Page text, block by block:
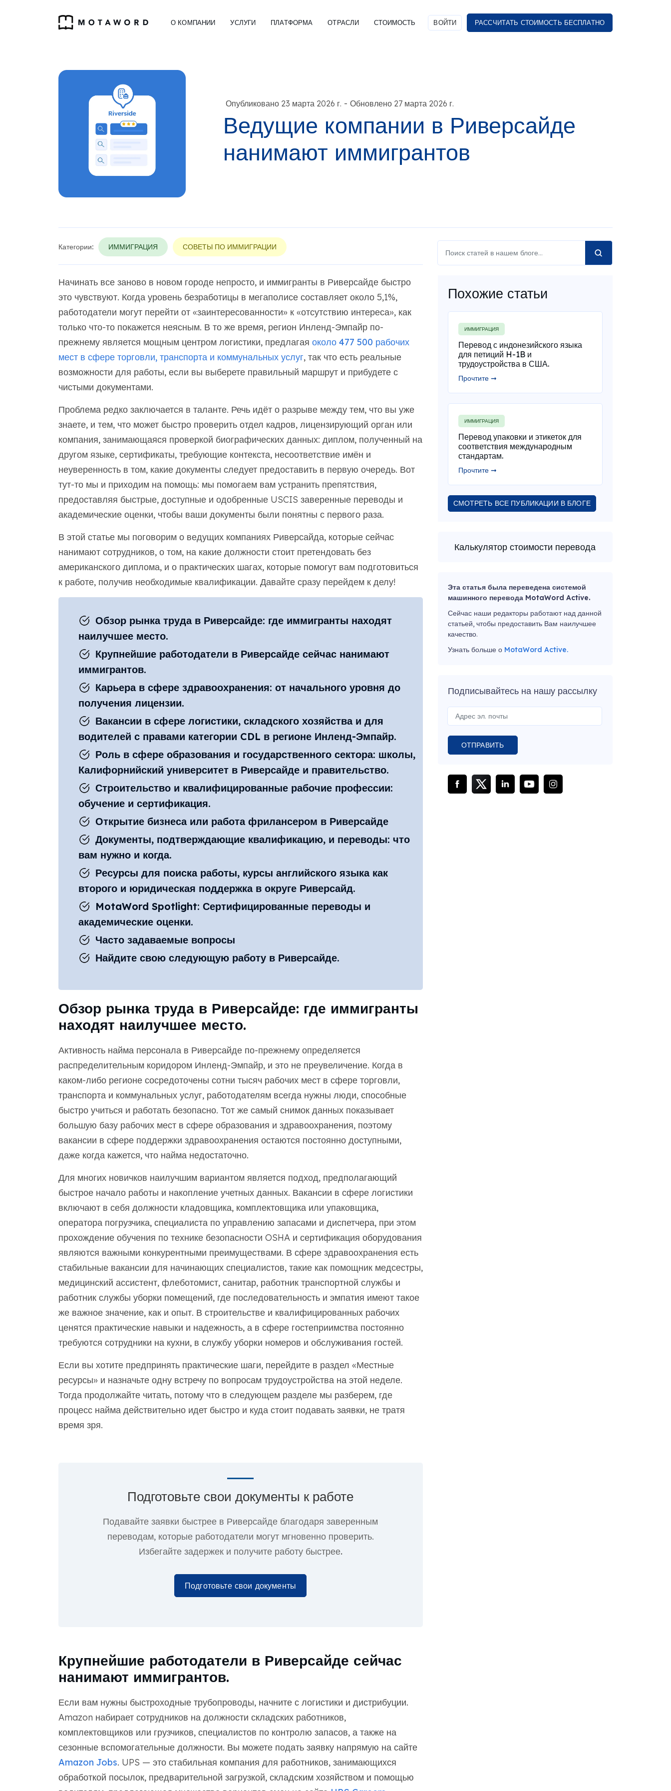
О КОМПАНИИ УСЛУГИ ПЛАТФОРМА ОТРАСЛИ СТОИМОСТЬ ВОЙТИ РАССЧИТАТЬ СТОИМОСТЬ БЕСПЛАТНО
Опубликовано 23 марта 2026 г. - Обновлено 27 марта 2026 г.
Ведущие компании в Риверсайде
нанимают иммигрантов
Категории: ИММИГРАЦИЯ СОВЕТЫ ПО ИММИГРАЦИИ
Начинать все заново в новом городе непросто, и иммигранты в Риверсайде быстро
это чувствуют. Когда уровень безработицы в мегаполисе составляет около 5,1%,
работодатели могут перейти от «заинтересованности» к «отсутствию интереса», как
только что-то покажется неясным. В то же время, регион Инленд-Эмпайр по-
прежнему является мощным центром логистики, предлагая около 477 500 рабочих
мест в сфере торговли, транспорта и коммунальных услуг, так что есть реальные
возможности для работы, если вы выберете правильный маршрут и прибудете с
чистыми документами.
Проблема редко заключается в таланте. Речь идёт о разрыве между тем, что вы уже
знаете, и тем, что может быстро проверить отдел кадров, лицензирующий орган или
компания, занимающаяся проверкой биографических данных: диплом, полученный на
другом языке, сертификаты, требующие контекста, несоответствие имён и
неуверенность в том, какие документы следует предоставить в первую очередь. Вот
тут-то мы и приходим на помощь: мы помогаем вам устранить препятствия,
предоставляя быстрые, доступные и одобренные USCIS заверенные переводы и
академические оценки, чтобы ваши документы были понятны с первого раза.
В этой статье мы поговорим о ведущих компаниях Риверсайда, которые сейчас
нанимают сотрудников, о том, на какие должности стоит претендовать без
американского диплома, и о практических шагах, которые помогут вам подготовиться
к работе, получив необходимые квалификации. Давайте сразу перейдем к делу!
Обзор рынка труда в Риверсайде: где иммигранты находят
наилучшее место.
Крупнейшие работодатели в Риверсайде сейчас нанимают
иммигрантов.
Карьера в сфере здравоохранения: от начального уровня до
получения лицензии.
Вакансии в сфере логистики, складского хозяйства и для
водителей с правами категории CDL в регионе Инленд-Эмпайр.
Роль в сфере образования и государственного сектора: школы,
Калифорнийский университет в Риверсайде и правительство.
Строительство и квалифицированные рабочие профессии:
обучение и сертификация.
Открытие бизнеса или работа фрилансером в Риверсайде
Документы, подтверждающие квалификацию, и переводы: что
вам нужно и когда.
Ресурсы для поиска работы, курсы английского языка как
второго и юридическая поддержка в округе Риверсайд.
MotaWord Spotlight: Сертифицированные переводы и
академические оценки.
Часто задаваемые вопросы
Найдите свою следующую работу в Риверсайде.
Обзор рынка труда в Риверсайде: где иммигранты
находят наилучшее место.
Активность найма персонала в Риверсайде по-прежнему определяется
распределительным коридором Инленд-Эмпайр, и это не преувеличение. Когда в
каком-либо регионе сосредоточены сотни тысяч рабочих мест в сфере торговли,
транспорта и коммунальных услуг, работодателям всегда нужны люди, способные
быстро учиться и работать безопасно. Тот же самый снимок данных показывает
большую базу рабочих мест в сфере образования и здравоохранения, поэтому
вакансии в сфере поддержки здравоохранения остаются постоянно доступными,
даже когда кажется, что найма недостаточно.
Для многих новичков наилучшим вариантом является подход, предполагающий
быстрое начало работы и накопление учетных данных. Вакансии в сфере логистики
включают в себя должности кладовщика, комплектовщика или упаковщика,
оператора погрузчика, специалиста по управлению запасами и диспетчера, при этом
прохождение обучения по технике безопасности OSHA и сертификация оборудования
являются важными конкурентными преимуществами. В сфере здравоохранения есть
стабильные вакансии для начинающих специалистов, такие как помощник медсестры,
медицинский ассистент, флеботомист, санитар, работник транспортной службы и
работник службы уборки помещений, где последовательность и эмпатия имеют такое
же важное значение, как и опыт. В строительстве и квалифицированных рабочих
ценятся практические навыки и надежность, а в сфере гостеприимства постоянно
требуются сотрудники на кухни, в службу уборки номеров и обслуживания гостей.
Если вы хотите предпринять практические шаги, перейдите в раздел «Местные
ресурсы» и назначьте одну встречу по вопросам трудоустройства на этой неделе.
Тогда продолжайте читать, потому что в следующем разделе мы разберем, где
процесс найма действительно идет быстро и куда стоит подавать заявки, не тратя
время зря.
Подготовьте свои документы к работе
Подавайте заявки быстрее в Риверсайде благодаря заверенным
переводам, которые работодатели могут мгновенно проверить.
Избегайте задержек и получите работу быстрее.
Подготовьте свои документы
Крупнейшие работодатели в Риверсайде сейчас
нанимают иммигрантов.
Если вам нужны быстроходные трубопроводы, начните с логистики и дистрибуции.
Amazon набирает сотрудников на должности складских работников,
комплектовщиков или грузчиков, специалистов по контролю запасов, а также на
сезонные вспомогательные должности. Вы можете подать заявку напрямую на сайте
Amazon Jobs. UPS — это стабильная компания для работников, занимающихся
обработкой посылок, предварительной загрузкой, складским хозяйством и помощью
Похожие статьи
ИММИГРАЦИЯ
Перевод с индонезийского языка
для петиций H-1B и
трудоустройства в США.
Прочтите ➞
ИММИГРАЦИЯ
Перевод упаковки и этикеток для
соответствия международным
стандартам.
Прочтите ➞
СМОТРЕТЬ ВСЕ ПУБЛИКАЦИИ В БЛОГЕ
Калькулятор стоимости перевода
Эта статья была переведена системой
машинного перевода MotaWord Active.
Сейчас наши редакторы работают над данной
статьей, чтобы предоставить Вам наилучшее
качество.
Узнать больше о MotaWord Active.
Подписывайтесь на нашу рассылку
ОТПРАВИТЬ